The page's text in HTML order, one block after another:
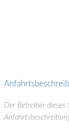
Der Betreiber dieses